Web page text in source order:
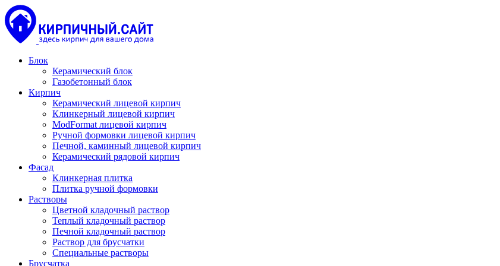
Блок
Керамический блок
Газобетонный блок
Кирпич
Керамический лицевой кирпич
Клинкерный лицевой кирпич
ModFormat лицевой кирпич
Ручной формовки лицевой кирпич
Печной, каминный лицевой кирпич
Керамический рядовой кирпич
Фасад
Клинкерная плитка
Плитка ручной формовки
Растворы
Цветной кладочный раствор
Теплый кладочный раствор
Печной кладочный раствор
Раствор для брусчатки
Специальные растворы
Брусчатка